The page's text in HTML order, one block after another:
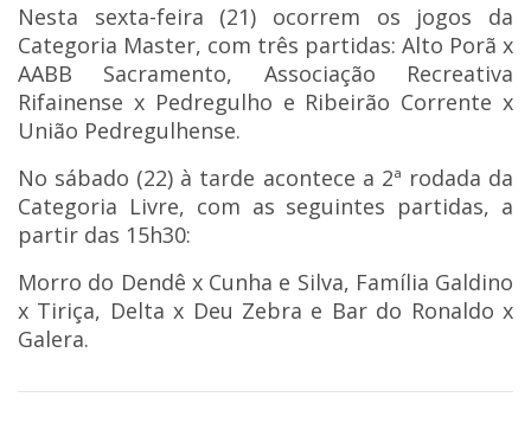
Nesta sexta-feira (21) ocorrem os jogos da
Categoria Master, com três partidas: Alto Porã x
AABB Sacramento, Associação Recreativa
Rifainense x Pedregulho e Ribeirão Corrente x
União Pedregulhense.
No sábado (22) à tarde acontece a 2ª rodada da
Categoria Livre, com as seguintes partidas, a
partir das 15h30:
Morro do Dendê x Cunha e Silva, Família Galdino
x Tiriça, Delta x Deu Zebra e Bar do Ronaldo x
Galera.